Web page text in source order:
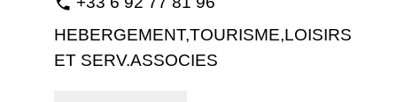
HEBERGEMENT,TOURISME,LOISIRS
ET SERV.ASSOCIES